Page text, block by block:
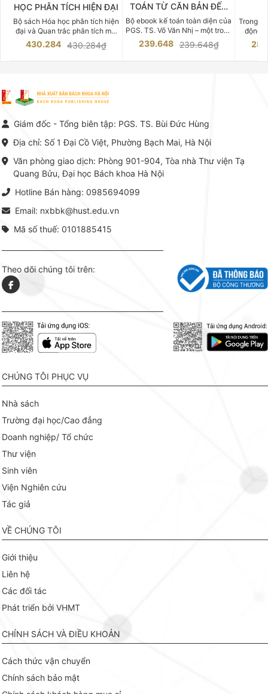
HỌC PHÂN TÍCH HIỆN ĐẠI
Bộ sách Hóa học phân tích hiện
đại và Quan trắc phân tích môi
trường của Cố Giáo sư, Tiến sĩ
Phạm Luận là một trong những
vực Hóa học phân tích tại Việt
Nam hiện nay. Bộ sách mang
đến một hệ thống tri thức hoàn
thuật thực hành -> Ứng dụng
khoa Hà Nội ấn hành cả hai
430.284 430.284₫
TOÁN TỪ CĂN BẢN ĐẾN
CHUYÊN SÂU
Bộ ebook kế toán toàn diện của
PGS. TS. Võ Văn Nhị – một trong
những chuyên gia hàng đầu,
giàu kinh nghiệm trong lĩnh vực
239.648 239.648₫
Trong
động
việc
tế và
lý. Các
Giám đốc - Tổng biên tập: PGS. TS. Bùi Đức Hùng
Địa chỉ: Số 1 Đại Cồ Việt, Phường Bạch Mai, Hà Nội
Văn phòng giao dịch: Phòng 901-904, Tòa nhà Thư viện Tạ
Quang Bửu, Đại học Bách khoa Hà Nội
Hotline Bán hàng: 0985694099
Email: nxbbk@hust.edu.vn
Mã số thuế: 0101885415
Theo dõi chúng tôi trên:
CHÚNG TÔI PHỤC VỤ
Nhà sách
Trường đại học/Cao đẳng
Doanh nghiệp/ Tổ chức
Thư viện
Sinh viên
Viện Nghiên cứu
Tác giả
VỀ CHÚNG TÔI
Giới thiệu
Liên hệ
Các đối tác
Phát triển bởi VHMT
CHÍNH SÁCH VÀ ĐIỀU KHOẢN
Cách thức vận chuyển
Chính sách bảo mật